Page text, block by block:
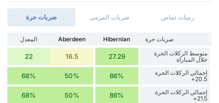
‏ضربات حرة ضربات المرمى رميات تماس
‏ضربات حرة Hibernian
Aberdeen
المعدل
متوسط الركلات الحرة
خلال المباراة
27.29
16.5
22
إجمالي الركلات الحرة
20.5+
86%
50%
68%
إجمالي الركلات الحرة
21.5+
86%
50%
68%